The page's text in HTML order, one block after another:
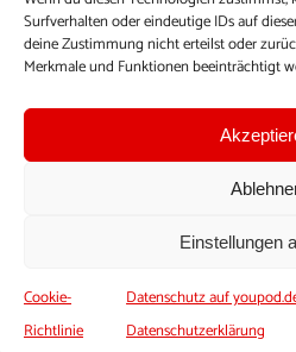
Surfverhalten oder eindeutige IDs auf
deine Zustimmung nicht erteilst oder
Merkmale und Funktionen beeinträchtigt
Einstellungen
Cookie-
Richtlinie
Datenschutz auf
Datenschutzerklärung
veröffentliche deine Beiträge auf
dich anmelden, um alle Funktionen
Profil anzulegen, eigene Beiträge